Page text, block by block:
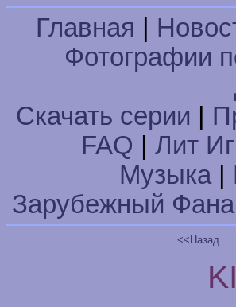
Главная
Фотографии
Скачать серии
FAQ
Лит
Музыка|
Зарубежный
<<Назад